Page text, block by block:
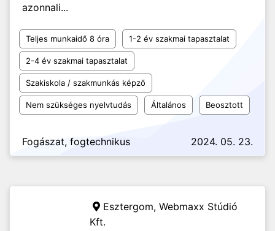
azonnali...
Teljes munkaidő 8 óra 1-2 év szakmai tapasztalat
2-4 év szakmai tapasztalat
Szakiskola / szakmunkás képző
Nem szükséges nyelvtudás Általános Beosztott
Fogászat, fogtechnikus 2024. 05. 23.
Esztergom, Webmaxx Stúdió
Kft.